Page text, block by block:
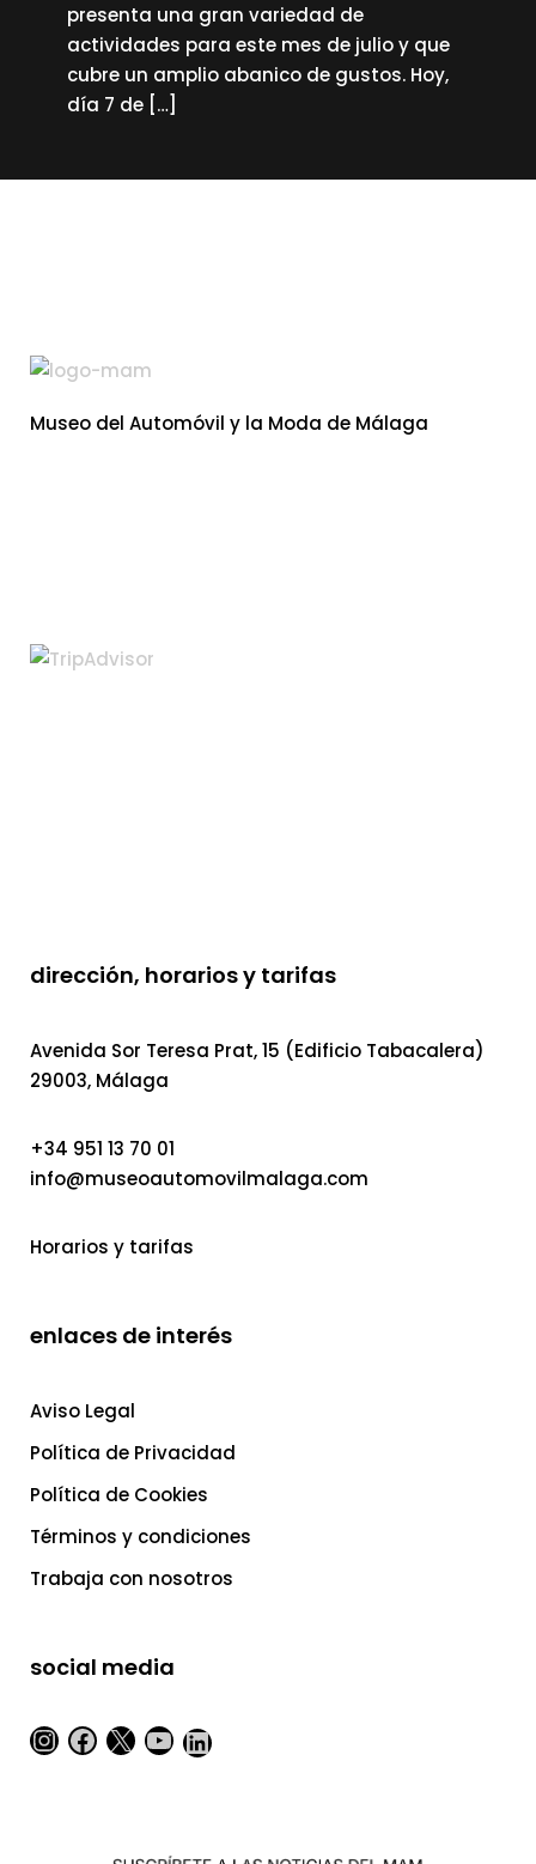
presenta una gran variedad de
actividades para este mes de julio y que
cubre un amplio abanico de gustos. Hoy,
día 7 de […]
Museo del Automóvil y la Moda de Málaga
dirección, horarios y tarifas
Avenida Sor Teresa Prat, 15 (Edificio Tabacalera)
29003, Málaga
+34 951 13 70 01
info@museoautomovilmalaga.com
Horarios y tarifas
enlaces de interés
Aviso Legal
Política de Privacidad
Política de Cookies
Términos y condiciones
Trabaja con nosotros
social media
Instagram
Facebook
X YouTube
LinkedIn